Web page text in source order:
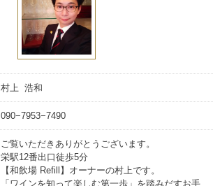
村上 浩和
090−7953−7490
ご覧いただきありがとうございます。
栄駅12番出口徒歩5分
【和飲場 Refill】オーナーの村上です。
「ワインを知って楽しむ第一歩」を踏みだすお手